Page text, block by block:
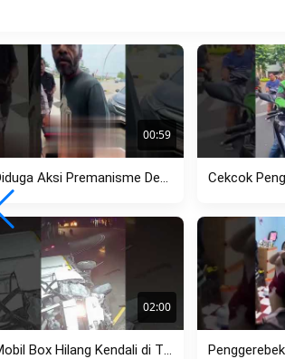
00:59
Diduga Aksi Premanisme Debt Collector di Pasar Kemis Kembali Viral,...
02:00
Mobil Box Hilang Kendali di Tikungan Setiabudi Bandung, Tabrak Pagar...